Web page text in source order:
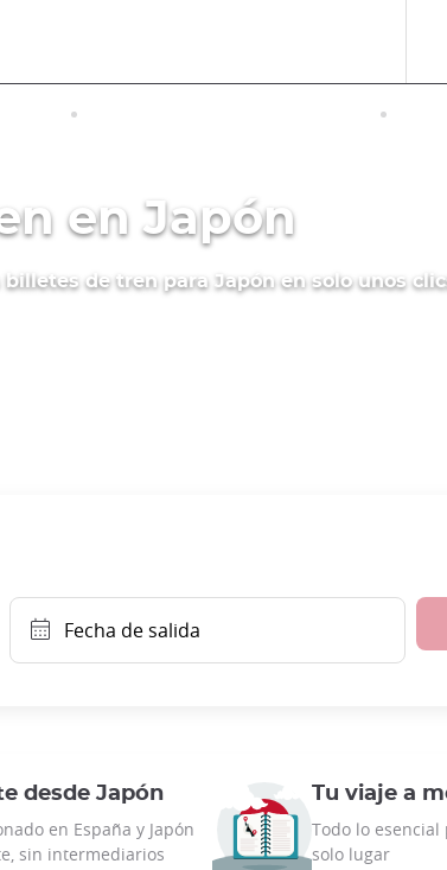
en Japón
de tren para Japón en solo unos
Fecha de salida
desde Japón
en España y Japón
sin intermediarios
Tu viaje a
Todo lo esencial
solo lugar